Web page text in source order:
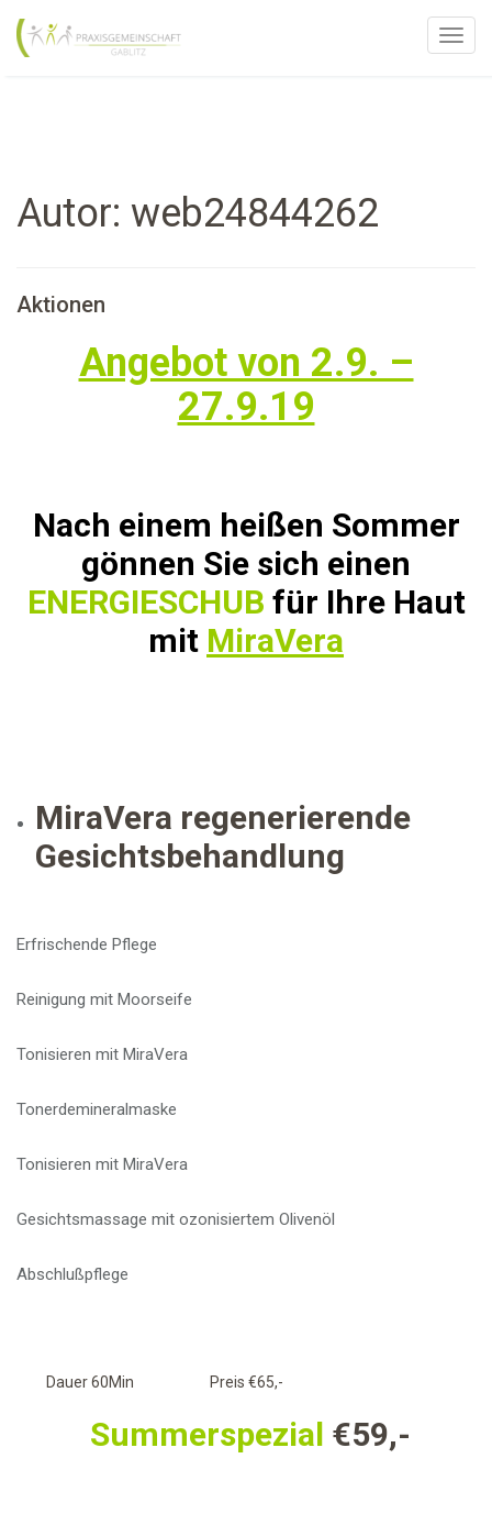
T
Autor: web24844262
Aktionen
Angebot von 2.9. –
27.9.19
Nach einem heißen Sommer
gönnen Sie sich einen
ENERGIESCHUB für Ihre Haut
mit MiraVera
MiraVera regenerierende
Gesichtsbehandlung
Erfrischende Pflege
Reinigung mit Moorseife
Tonisieren mit MiraVera
Tonerdemineralmaske
Tonisieren mit MiraVera
Gesichtsmassage mit ozonisiertem Olivenöl
Abschlußpflege
Dauer 60Min Preis €65,-
Summerspezial €59,-